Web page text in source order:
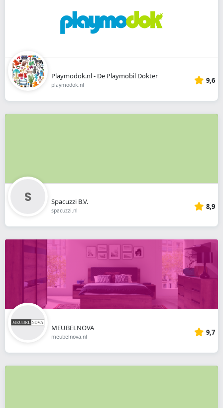
Playmodok.nl - De Playmobil Dokter
playmodok.nl 9,6
Spacuzzi B.V.
spacuzzi.nl 8,9
MEUBELNOVA
meubelnova.nl 9,7